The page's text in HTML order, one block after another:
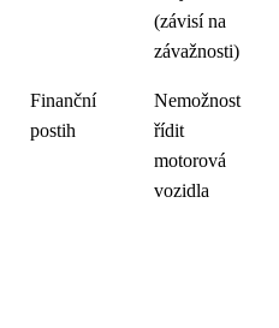
(závisí na
závažnosti)
Finanční
postih
Nemožnost
řídit
motorová
vozidla